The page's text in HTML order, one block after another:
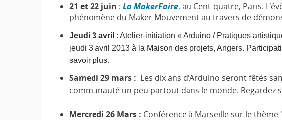
21 et 22 juin : La MakerFaire, au Cent-quatre, Paris.
phénomène du Maker Mouvement au travers de
Jeudi 3 avril : Atelier-initiation « Arduino / Pratiques
jeudi 3 avril 2013 à la Maison des projets, Angers.
savoir plus.
Samedi 29 mars : Les dix ans d'Arduino seront fêtés
communauté un peu partout dans le monde. Regardez
Mercredi 26 Mars : Conférence à Marseille sur le